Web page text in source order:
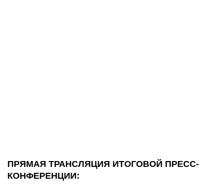
ПРЯМАЯ ТРАНСЛЯЦИЯ ИТОГОВОЙ ПРЕСС-
КОНФЕРЕНЦИИ: